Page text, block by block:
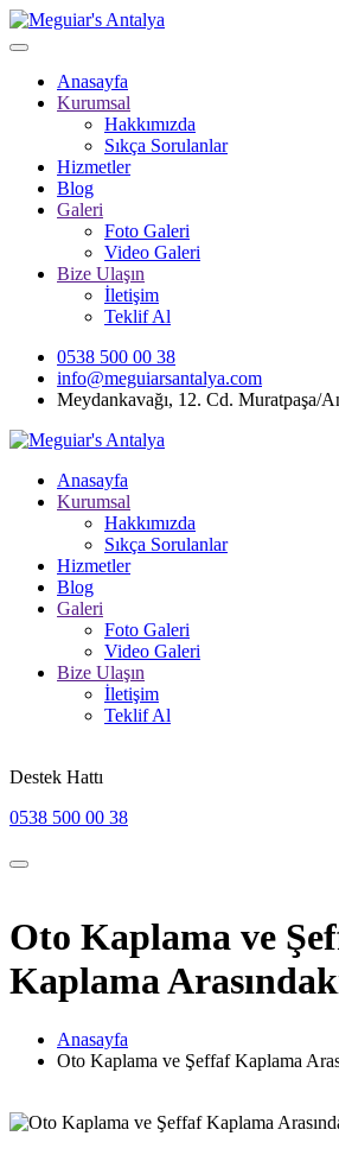
Anasayfa
Kurumsal
Hakkımızda
Sıkça Sorulanlar
Hizmetler
Blog
Galeri
Foto Galeri
Video Galeri
Bize Ulaşın
İletişim
Teklif Al
0538 500 00 38
info@meguiarsantalya.com
Meydankavağı, 12. Cd. Muratpaşa/
Anasayfa
Kurumsal
Hakkımızda
Sıkça Sorulanlar
Hizmetler
Blog
Galeri
Foto Galeri
Video Galeri
Bize Ulaşın
İletişim
Teklif Al
Destek Hattı
0538 500 00 38
Oto Kaplama ve
Kaplama
Anasayfa
Oto Kaplama ve Şeffaf Kaplama